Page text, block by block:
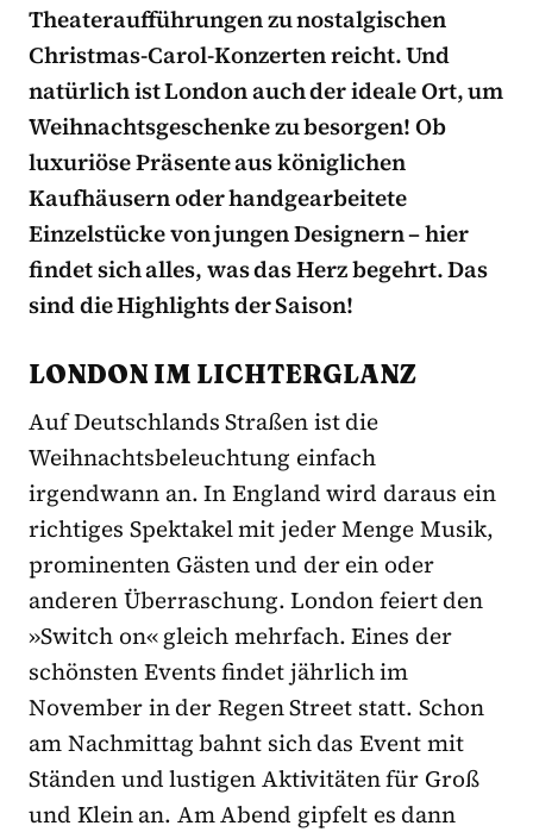
Theateraufführungen zu nostalgischen
Christmas-Carol-Konzerten reicht. Und
natürlich ist London auch der ideale Ort, um
Weihnachtsgeschenke zu besorgen! Ob
luxuriöse Präsente aus königlichen
Kaufhäusern oder handgearbeitete
Einzelstücke von jungen Designern – hier
findet sich alles, was das Herz begehrt. Das
sind die Highlights der Saison!
LONDON IM LICHTERGLANZ
Auf Deutschlands Straßen ist die
Weihnachtsbeleuchtung einfach
irgendwann an. In England wird daraus ein
richtiges Spektakel mit jeder Menge Musik,
prominenten Gästen und der ein oder
anderen Überraschung. London feiert den
»Switch on« gleich mehrfach. Eines der
schönsten Events findet jährlich im
November in der Regen Street statt. Schon
am Nachmittag bahnt sich das Event mit
Ständen und lustigen Aktivitäten für Groß
und Klein an. Am Abend gipfelt es dann